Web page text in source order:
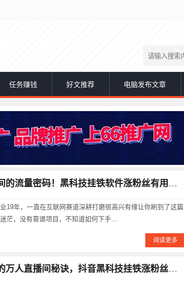
任务赚钱 好文推荐 电脑发布文章
流量密码！黑科技挂铁软件涨粉丝有用吗？
19年，一直在互联网赛道深耕打磨很高兴有缘让你刷到了这篇
茫，没有靠谱项目，不知道如何下手...
阅读更多
直播间秘诀，抖音黑科技挂铁涨粉丝软件助你起飞！